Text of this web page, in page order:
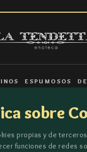
sobre
propias y de
funciones de redes
ESPUMOSOS
Condiciones
esquina a Manuel